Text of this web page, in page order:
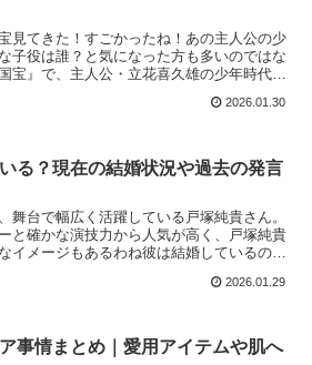
見てきた！すごかったね！あの主人公の少
子役は誰？と気になった方も多いのではな
宝』で、主人公・立花喜久雄の少年時代を
2026.01.30
る？現在の結婚状況や過去の発言
舞台で幅広く活躍している戸塚純貴さん。
と確かな演技力から人気が高く、戸塚純貴
イメージもあるわね彼は結婚しているの？
2026.01.29
事情まとめ｜愛用アイテムや肌へ